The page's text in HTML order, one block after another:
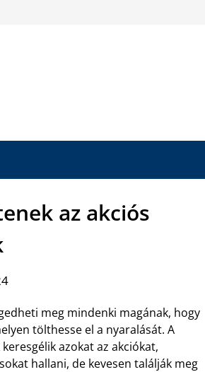
az akciós
meg mindenki magának, hogy
tölthesse el a nyaralását. A
azokat az akciókat,
hallani, de kevesen találják meg